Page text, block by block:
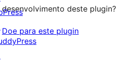
desenvolvimento deste plugin?
Doe para este plugin